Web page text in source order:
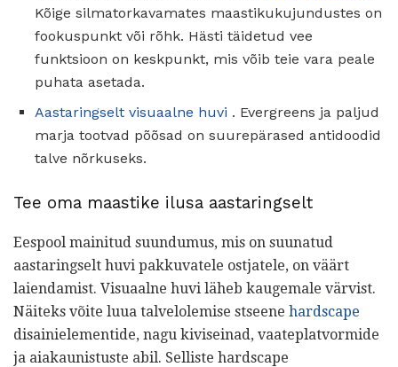
Kõige silmatorkavamates maastikukujundustes on
fookuspunkt või rõhk. Hästi täidetud vee
funktsioon on keskpunkt, mis võib teie vara peale
puhata asetada.
Aastaringselt visuaalne huvi . Evergreens ja paljud
marja tootvad põõsad on suurepärased antidoodid
talve nõrkuseks.
Tee oma maastike ilusa aastaringselt
Eespool mainitud suundumus, mis on suunatud
aastaringselt huvi pakkuvatele ostjatele, on väärt
laiendamist. Visuaalne huvi läheb kaugemale värvist.
Näiteks võite luua talvelolemise stseene hardscape
disainielementide, nagu kiviseinad, vaateplatvormide
ja aiakaunistuste abil. Selliste hardscape